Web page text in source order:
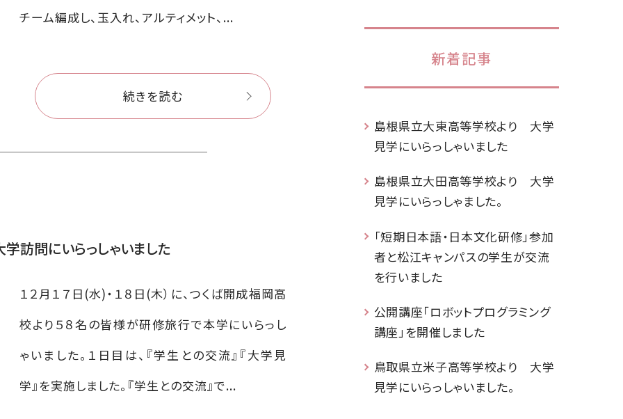
チーム編成し、玉入れ、アルティメット、...
続きを読む
訪問にいらっしゃいました
１２月１７日(水)・１８日(木）に、つくば開成福岡高
校より５８名の皆様が研修旅行で本学にいらっし
ゃいました。１日目は、『学生との交流』『大学見
学』を実施しました。『学生との交流』で...
新着記事
島根県立大東高等学校より 大学
見学にいらっしゃいました
島根県立大田高等学校より 大学
見学にいらっしゃました。
「短期日本語・日本文化研修」参加
者と松江キャンパスの学生が交流
を行いました
公開講座「ロボットプログラミング
講座」を開催しました
鳥取県立米子高等学校より 大学
見学にいらっしゃいました。